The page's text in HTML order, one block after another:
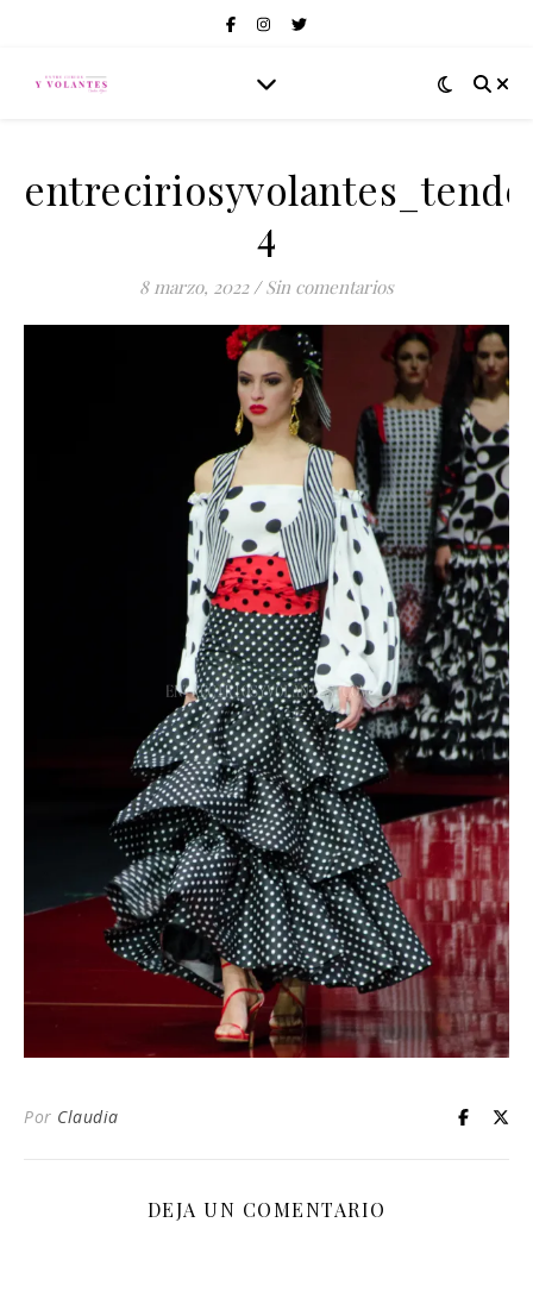
4
8 marzo, 2022 / Sin comentarios
Por Claudia
DEJA UN COMENTARIO